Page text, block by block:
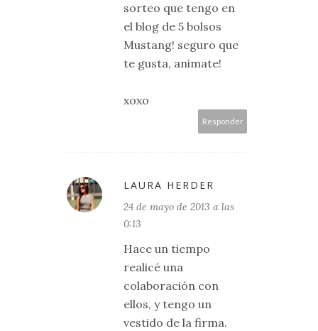
sorteo que tengo en
el blog de 5 bolsos
Mustang! seguro que
te gusta, animate!
xoxo
Responder
LAURA HERDER
24 de mayo de 2013 a las
0:13
Hace un tiempo
realicé una
colaboración con
ellos, y tengo un
vestido de la firma.